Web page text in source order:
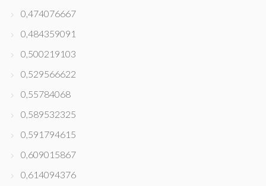
0,474076667
0,484359091
0,500219103
0,529566622
0,55784068
0,589532325
0,591794615
0,609015867
0,614094376